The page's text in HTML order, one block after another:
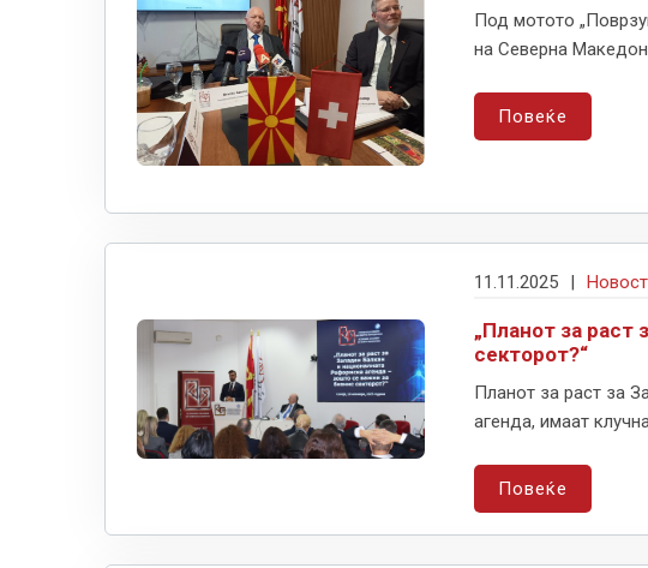
Под мотото
на Северна
Повеќе
11.11.2025 |
„Планот за раст
секторот?“
Планот за раст за
агенда, имаат
Повеќе